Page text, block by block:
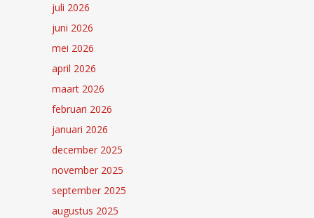
juli 2026
juni 2026
mei 2026
april 2026
maart 2026
februari 2026
januari 2026
december 2025
november 2025
september 2025
augustus 2025